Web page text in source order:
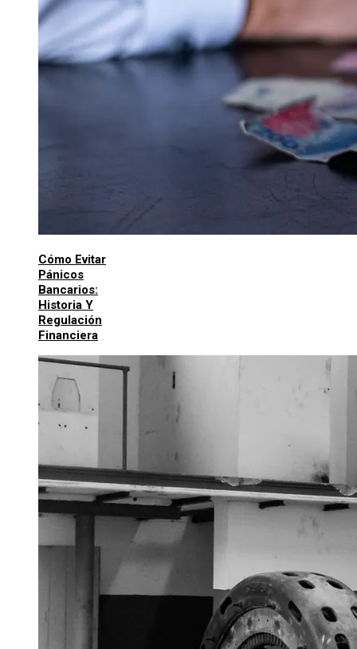
Cómo Evitar
Pánicos
Bancarios:
Historia Y
Regulación
Financiera